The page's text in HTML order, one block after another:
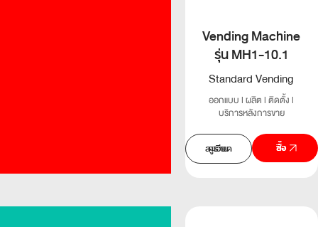
Vending Machine
รุ่น MH1-10.1
Standard Vending
ออกแบบ l ผลิต l ติดตั้ง l
บริการหลังการขาย
ดูรายละเอียด สั่งซื้อ